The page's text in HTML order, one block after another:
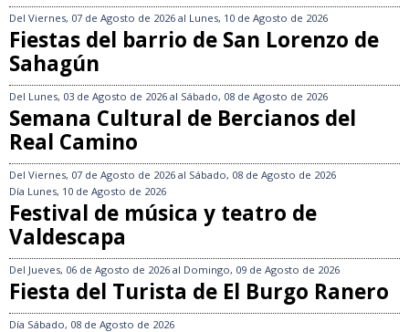
Del Viernes, 07 de Agosto de 2026 al Lunes, 10 de Agosto de 2026
Fiestas del barrio de San Lorenzo de
Sahagún
Del Lunes, 03 de Agosto de 2026 al Sábado, 08 de Agosto de 2026
Semana Cultural de Bercianos del
Real Camino
Del Viernes, 07 de Agosto de 2026 al Sábado, 08 de Agosto de 2026
Día Lunes, 10 de Agosto de 2026
Festival de música y teatro de
Valdescapa
Del Jueves, 06 de Agosto de 2026 al Domingo, 09 de Agosto de 2026
Fiesta del Turista de El Burgo Ranero
Día Sábado, 08 de Agosto de 2026